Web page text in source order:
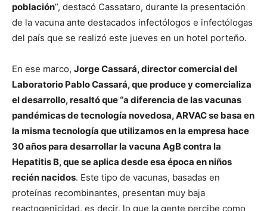
población”, destacó Cassataro, durante la presentación
de la vacuna ante destacados infectólogos e infectólogas
del país que se realizó este jueves en un hotel porteño.
En ese marco, Jorge Cassará, director comercial del
Laboratorio Pablo Cassará, que produce y comercializa
el desarrollo, resaltó que “a diferencia de las vacunas
pandémicas de tecnología novedosa, ARVAC se basa en
la misma tecnología que utilizamos en la empresa hace
30 años para desarrollar la vacuna AgB contra la
Hepatitis B, que se aplica desde esa época en niños
recién nacidos. Este tipo de vacunas, basadas en
proteínas recombinantes, presentan muy baja
reactogenicidad, es decir, lo que la gente percibe como